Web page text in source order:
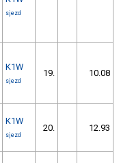
sjezd
K1W
sjezd
19. 10.08
K1W
sjezd
20. 12.93